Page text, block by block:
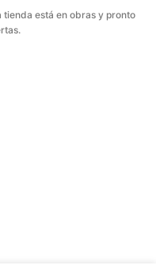
tienda está en obras y pronto